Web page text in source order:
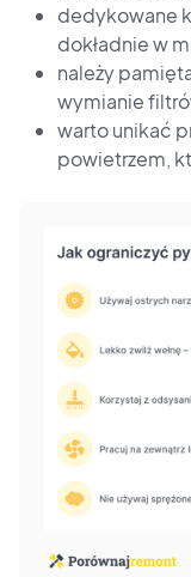
dedykowane
dokładnie w
należy
wymianie
warto unikać
powietrzem,